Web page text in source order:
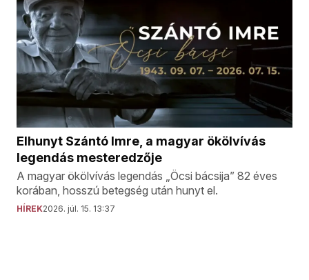
Elhunyt Szántó Imre, a magyar ökölvívás
legendás mesteredzője
A magyar ökölvívás legendás „Öcsi bácsija” 82 éves
korában, hosszú betegség után hunyt el.
HÍREK2026. júl. 15. 13:37